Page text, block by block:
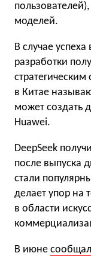
моделей.
В случае
разработки
в Китае
может создать
Huawei.
DeepSeek
после выпуска
стали
делает упор на
в области
В июне